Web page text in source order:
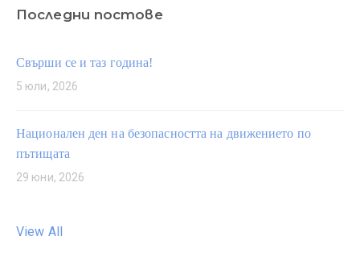
Последни постове
Свърши се и таз година!
5 юли, 2026
Национален ден на безопасността на движението по
пътищата
29 юни, 2026
View All